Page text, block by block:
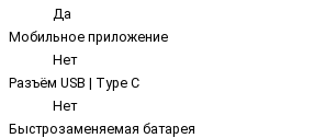
Да
Мобильное приложение
Нет
Разъём USB | Type C
Нет
Быстрозаменяемая батарея